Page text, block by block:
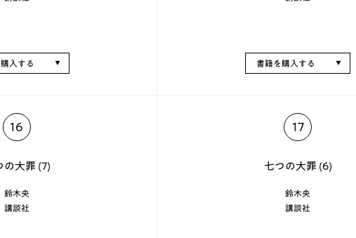
入する 書籍を購入する
16
の大罪 (7)
鈴木央
講談社
17
七つの大罪 (6)
鈴木央
講談社